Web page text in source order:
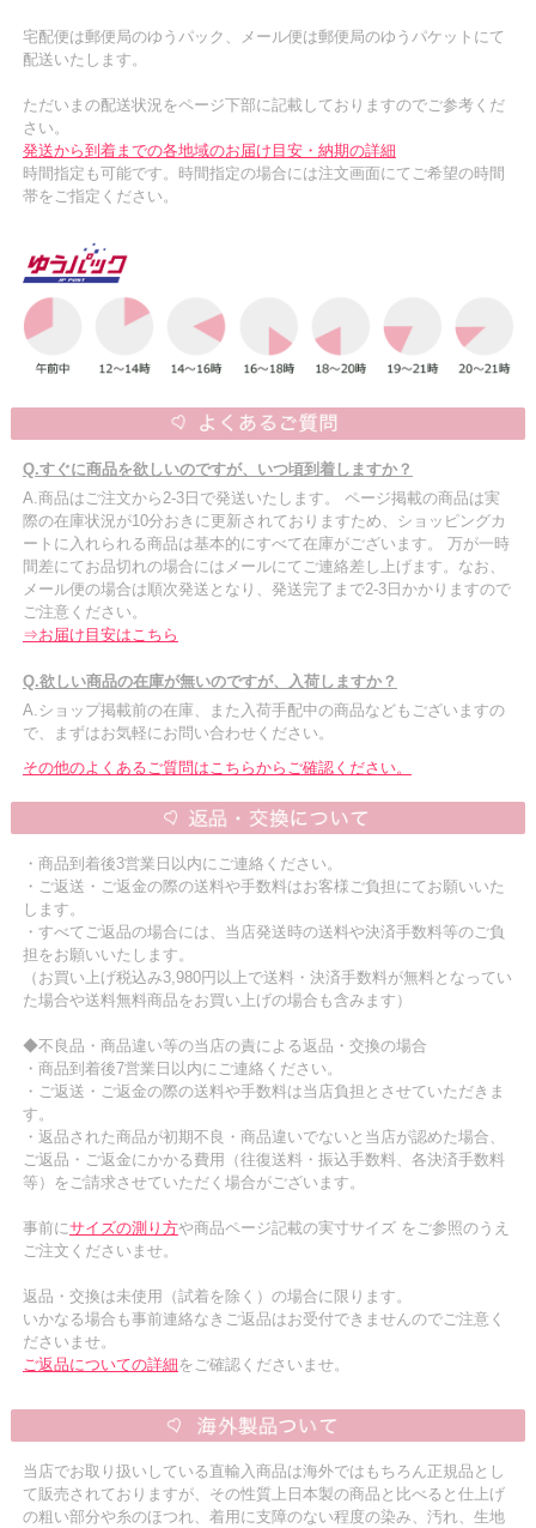
宅配便は郵便局のゆうパック、メール便は郵便局のゆうパケットにて
配送いたします。
ただいまの配送状況をページ下部に記載しておりますのでご参考くだ
さい。
発送から到着までの各地域のお届け目安・納期の詳細
時間指定も可能です。時間指定の場合には注文画面にてご希望の時間
帯をご指定ください。
Q.すぐに商品を欲しいのですが、いつ頃到着しますか？
A.商品はご注文から2-3日で発送いたします。 ページ掲載の商品は実
際の在庫状況が10分おきに更新されておりますため、ショッピングカ
ートに入れられる商品は基本的にすべて在庫がございます。 万が一時
間差にてお品切れの場合にはメールにてご連絡差し上げます。なお、
メール便の場合は順次発送となり、発送完了まで2-3日かかりますので
ご注意ください。
⇒お届け目安はこちら
Q.欲しい商品の在庫が無いのですが、入荷しますか？
A.ショップ掲載前の在庫、また入荷手配中の商品などもございますの
で、まずはお気軽にお問い合わせください。
その他のよくあるご質問はこちらからご確認ください。
・商品到着後3営業日以内にご連絡ください。
・ご返送・ご返金の際の送料や手数料はお客様ご負担にてお願いいた
します。
・すべてご返品の場合には、当店発送時の送料や決済手数料等のご負
担をお願いいたします。
（お買い上げ税込み3,980円以上で送料・決済手数料が無料となってい
た場合や送料無料商品をお買い上げの場合も含みます）
◆不良品・商品違い等の当店の責による返品・交換の場合
・商品到着後7営業日以内にご連絡ください。
・ご返送・ご返金の際の送料や手数料は当店負担とさせていただきま
す。
・返品された商品が初期不良・商品違いでないと当店が認めた場合、
ご返品・ご返金にかかる費用（往復送料・振込手数料、各決済手数料
等）をご請求させていただく場合がございます。
事前にサイズの測り方や商品ページ記載の実寸サイズ をご参照のうえ
ご注文くださいませ。
返品・交換は未使用（試着を除く）の場合に限ります。
いかなる場合も事前連絡なきご返品はお受付できませんのでご注意く
ださいませ。
ご返品についての詳細をご確認くださいませ。
当店でお取り扱いしている直輸入商品は海外ではもちろん正規品とし
て販売されておりますが、その性質上日本製の商品と比べると仕上げ
の粗い部分や糸のほつれ、着用に支障のない程度の染み、汚れ、生地